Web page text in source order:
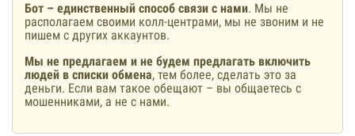
Бот – единственный способ связи с нами. Мы не
располагаем своими колл-центрами, мы не звоним и не
пишем с других аккаунтов.
Мы не предлагаем и не будем предлагать включить
людей в списки обмена, тем более, сделать это за
деньги. Если вам такое обещают – вы общаетесь с
мошенниками, а не с нами.